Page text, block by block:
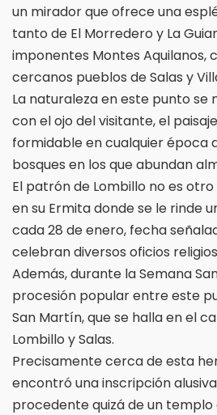
un mirador que ofrece una
tanto de El Morredero y La
imponentes Montes Aquilanos,
cercanos pueblos de Salas y
La naturaleza en este punto se
con el ojo del visitante, el
formidable en cualquier época
bosques en los que abundan
El patrón de Lombillo no es otro
en su Ermita donde se le rinde
cada 28 de enero, fecha
celebran diversos oficios
Además, durante la Semana
procesión popular entre este
San Martín, que se halla en el
Lombillo y Salas.
Precisamente cerca de esta
encontró una inscripción
procedente quizá de un